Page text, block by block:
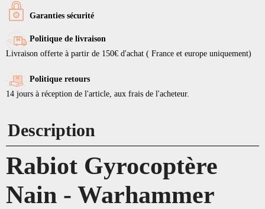
Garanties sécurité
Politique de livraison
Livraison offerte à partir de 150€ d'achat ( France et europe uniquement)
Politique retours
14 jours à réception de l'article, aux frais de l'acheteur.
Description
Rabiot Gyrocoptère
Nain - Warhammer